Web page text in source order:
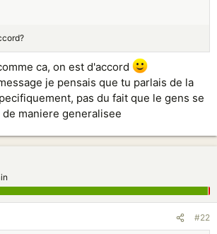
ca, on est d'accord
je pensais que tu parlais de la
pas du fait que le gens se
maniere generalisee
#22